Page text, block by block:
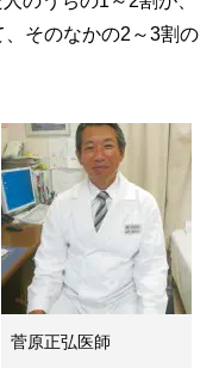
そのなかの2～3割の
菅原正弘医師